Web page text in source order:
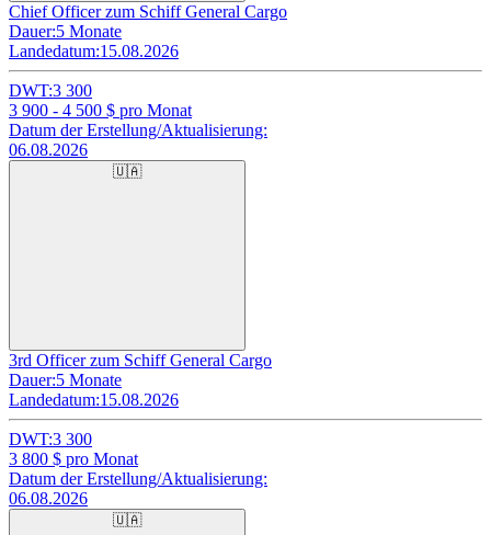
Chief Officer zum Schiff General Cargo
Dauer:5 Monate
Landedatum:15.08.2026
DWT:3 300
3 900 - 4 500 $ pro Monat
Datum der Erstellung/Aktualisierung:
06.08.2026
🇺🇦
3rd Officer zum Schiff General Cargo
Dauer:5 Monate
Landedatum:15.08.2026
DWT:3 300
3 800 $ pro Monat
Datum der Erstellung/Aktualisierung:
06.08.2026
🇺🇦